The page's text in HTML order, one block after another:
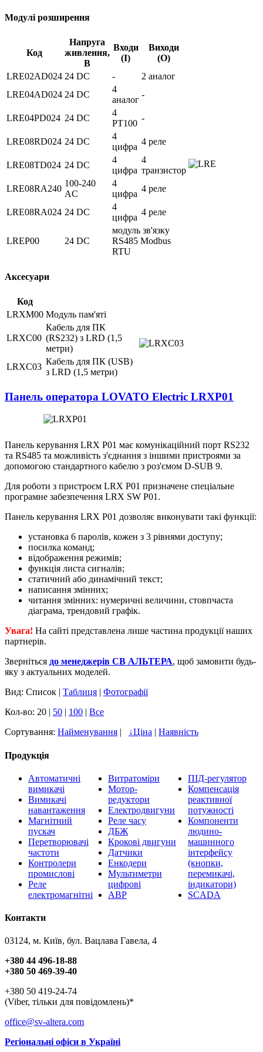
Модулі розширення
Код
Напруга
живлення,
В
Входи
(І)
Виходи
(О)
LRE02AD024 24 DC -
2 аналог
LRE04AD024 24 DC
4
аналог
-
LRE04PD024 24 DC
4
PT100
-
LRE08RD024 24 DC
4
цифра
4 реле
LRE08TD024 24 DC
4
цифра
4
транзистор
LRE08RA240
100-240
AC
4
цифра
4 реле
LRE08RA024 24 DC
4
цифра
4 реле
LREP00 24 DC
модуль зв'язку
RS485 Modbus
RTU
Аксесуари
Код
LRXM00 Модуль пам'яті
LRXC00
Кабель для ПК
(RS232) з LRD (1,5
метри)
LRXC03
Кабель для ПК (USB)
з LRD (1,5 метри)
Панель оператора LOVATO Electric LRXP01
Панель керування LRX P01 має комунікаційний порт RS232
та RS485 та можливість з'єднання з іншими пристроями за
допомогою стандартного кабелю з роз'ємом D-SUB 9.
Для роботи з пристроєм LRX P01 призначене спеціальне
програмне забезпечення LRX SW P01.
Панель керування LRX P01 дозволяє виконувати такі функції:
установка 6 паролів, кожен з 3 рівнями доступу;
посилка команд;
відображення режимів;
функція листа сигналів;
статичний або динамічний текст;
написання змінних;
читання змінних: нумеричні величини, стовпчаста
діаграма, трендовий графік.
Увага! На сайті представлена лише частина продукції наших
партнерів.
Зверніться до менеджерів СВ АЛЬТЕРА, щоб замовити будь-
яку з актуальних моделей.
Вид: Список | Таблиця | Фотографії
Кол-во: 20 | 50 | 100 | Все
Сортування: Найменування | ↓Ціна | Наявність
Продукція
Автоматичні
вимикачі
Вимикачі
навантаження
Магнітний
пускач
Перетворювачі
частоти
Контролери
промислові
Реле
електромагнітні
Витратоміри
Мотор-
редуктори
Електродвигуни
Реле часу
ДБЖ
Крокові двигуни
Датчики
Енкодери
Мультиметри
цифрові
АВР
ПІД-регулятор
Компенсація
реактивної
потужності
Компоненти
людино-
машинного
інтерфейсу
(кнопки,
перемикачі,
індикатори)
SCADA
Контакти
03124, м. Київ, бул. Вацлава Гавела, 4
+380 44 496-18-88
+380 50 469-39-40
+380 50 419-24-74
(Viber, тільки для повідомлень)*
office@sv-altera.com
Регіональні офіси в Україні